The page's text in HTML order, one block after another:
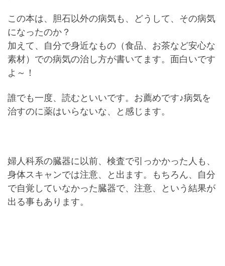
この本は、胆石以外の病気も、どうして、その病気
になったのか？
加えて、自分で身近なもの（食品、お茶など安心な
素材）での病気の治し方が書いてます。面白いです
よ～！
誰でも一度、読むといいです。お薦めです♪病気を
治すのに薬はいらないな、と感じます。
婦人科系の臓器に以前、検査で引っかかった人も、
身体スキャンでは注意、と出ます。もちろん、自分
で自覚していなかった臓器で、注意、という結果が
出る事もあります。